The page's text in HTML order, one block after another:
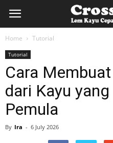
lemkayu.net
Lem
Home Tutorial
Tutorial
Cara
dari Kayu
Pemula
By Ira - 6 July 2026